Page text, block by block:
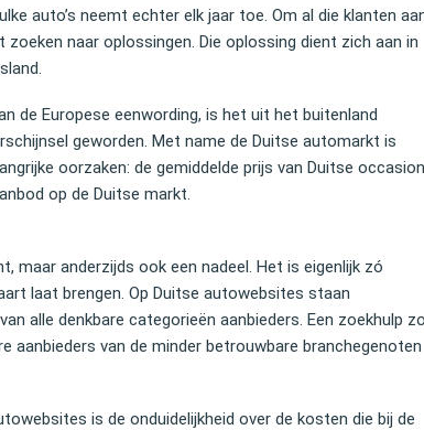
auto’s neemt echter elk jaar toe. Om al die klanten
naar oplossingen. Die oplossing dient zich aan in
de Europese eenwording, is het uit het buitenland
geworden. Met name de Duitse automarkt is
oorzaken: de gemiddelde prijs van Duitse
op de Duitse markt.
maar anderzijds ook een nadeel. Het is eigenlijk zó
laat brengen. Op Duitse autowebsites staan
alle denkbare categorieën aanbieders. Een zoekhulp
aanbieders van de minder betrouwbare branchegenoten
is de onduidelijkheid over de kosten die bij de